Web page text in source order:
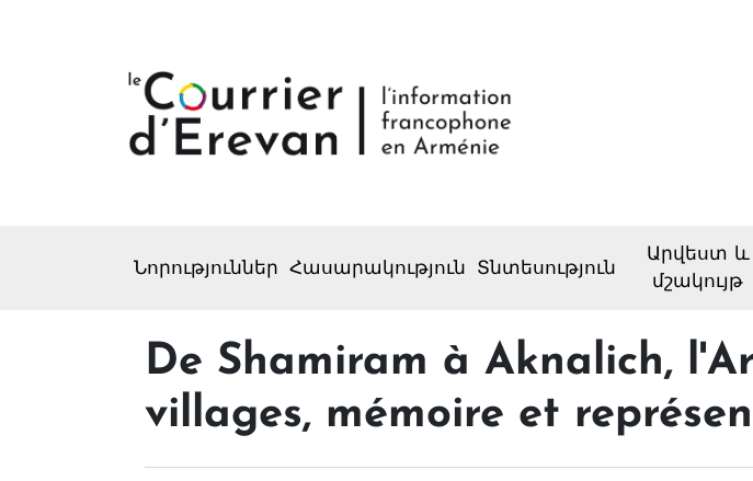
Նորություններ Հասարակություն Տնտեսություն
Արվեստ և
մշակույթ
De Shamiram à Aknalich,
villages, mémoire et